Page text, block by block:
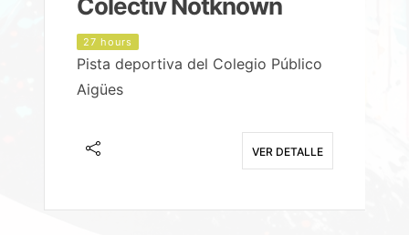
27 hours
Pista deportiva del Colegio Público
Aigües
VER DETALLE